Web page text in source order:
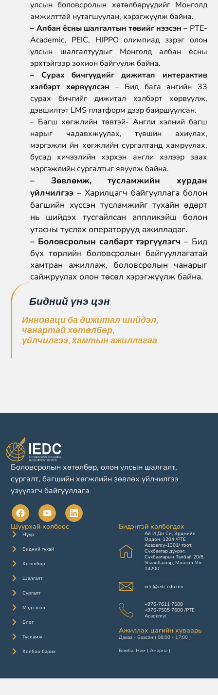
улсын боловсролын хөтөлбөрүүдийг Монголд
амжилттай нутагшуулан, хэрэгжүүлж байна.
– Албан ёсны шалгалтын төвийг нээсэн – PTE-
Academic, PEIC, HIPPO олимпиад зэрэг олон
улсын шалгалтуудыг Монголд албан ёсны
эрхтэйгээр зохион байгуулж байна.
– Сурах бичгүүдийг дижитал интерактив
хэлбэрт хөрвүүлсэн – Бид бага ангийн 33
сурах бичгийг дижитал хэлбэрт хөрвүүлж,
дэвшилтэт LMS платформ дээр байршуулсан.
– Багш хөгжлийн төвтэй- Англи хэлний багш
нарыг чадавхжуулах, түвшин ахиулах,
мэргэжли йн хөгжлийн сургалтанд хамруулах,
бусад хичээлийн хэрхэн англи хэлээр заах
мэргэжлийн сургалтыг явуулж байна.
– Зөвлөмж, тусламжийн хурдан
үйлчилгээ – Харилцагч байгууллага болон
багшийн хүссэн тусламжийг тухайн өдөрт
нь шийдэх тусгайлсан аппликэйш болон
утасны туслах операторууд ажилладаг.
– Боловсролын салбарт тэргүүлэгч – Бид
бүх төрлийн боловсролын байгууллагатай
хамтран ажиллаж, боловсролын чанарыг
сайжруулах олон төсөл хэрэгжүүлж байна.
Бидний үнэ цэн
Инноваци ба дижитал шийдэл,
чанартай хөтөлбөр,
үйлчилгээ,хамтын ажиллагаа
Боловсролын хөтөлбөр, олон улсын шалгалт,
сургалт, багшийн хөгжлийн зөвлөх үйлчилгээ
үзүүлэгч байгууллага
Шуурхай холбоос
Нүүр
Бидний тухай
Хөтөлбөр
Шалгалт
Сургалт
Мэдээлэл
Блог
Тусламж
Холбоо барих
Бидэнтэй холбогдох
Ай И Ди Си, Эрдмийн
Ордон, 1204 /PTE
Academy-1301/ тоот,
Сүхбаатар дүүрэг,
Сүхбаатарын Талбай 20/8,
Улаанбаатар, Монгол Улс
14200
info@iedc.edu.mn
+976-7611 7500
+976-7505 7600 /PTE
Academy/
Ажиллах цагийн хуваарь
Даваа - Баасан ( 08:00 - 17:00 )
Бямба, Ням ( Амарна )